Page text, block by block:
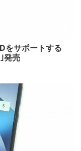
をサポートする
発売